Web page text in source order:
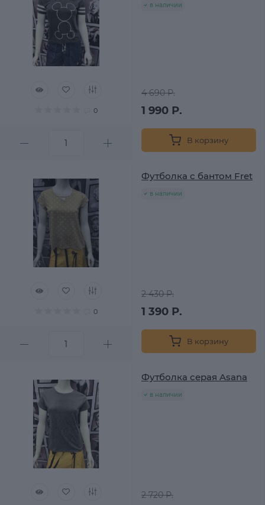
0
в наличии
4 690 Р.
1 990 Р.
В корзину
0
Футболка с бантом Fret
в наличии
2 430 Р.
1 390 Р.
В корзину
Футболка серая Asana
в наличии
2 720 Р.